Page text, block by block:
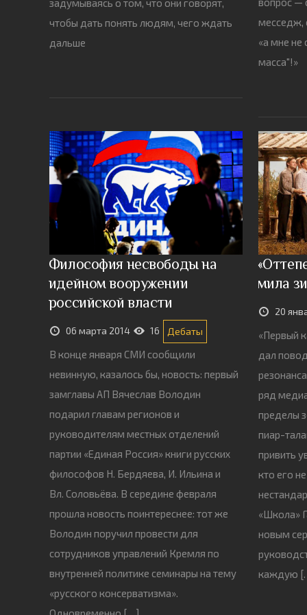
задумываясь о том, что они говорят,
чтобы дать понять людям, чего ждать
дальше
месседж,
«а мне не
масса"!»
Философия несвободы на
идейном вооружении
российской власти
06 марта 2014 16 Дебаты
В конце января СМИ сообщили
невинную, казалось бы, новость: первый
замглавы АП Вячеслав Володин
подарил главам регионов и
руководителям местных отделений
партии «Единая Россия» книги русских
философов Н. Бердяева, И. Ильина и
Вл. Соловьёва. В середине февраля
прошла новость поинтереснее: тот же
Володин поручил провести для
сотрудников управлений Кремля по
внутренней политике семинары на тему
«русского консерватизма».
мила
20
«Первый
дал
ряд
пределы
пиар-
привить
кто его
«Школа»
новым
каждую